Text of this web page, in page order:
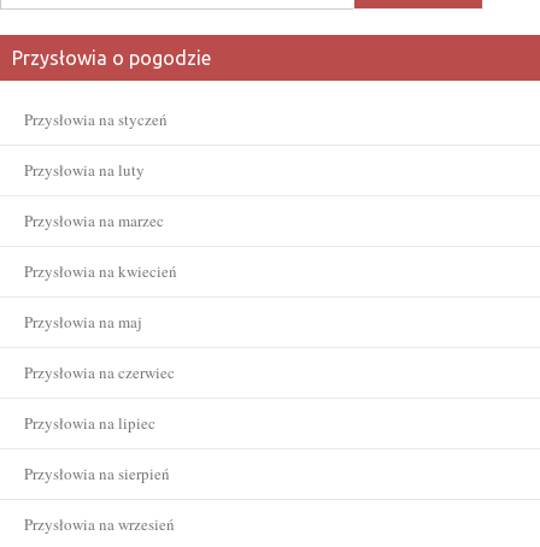
Przysłowia o pogodzie
Przysłowia na styczeń
Przysłowia na luty
Przysłowia na marzec
Przysłowia na kwiecień
Przysłowia na maj
Przysłowia na czerwiec
Przysłowia na lipiec
Przysłowia na sierpień
Przysłowia na wrzesień